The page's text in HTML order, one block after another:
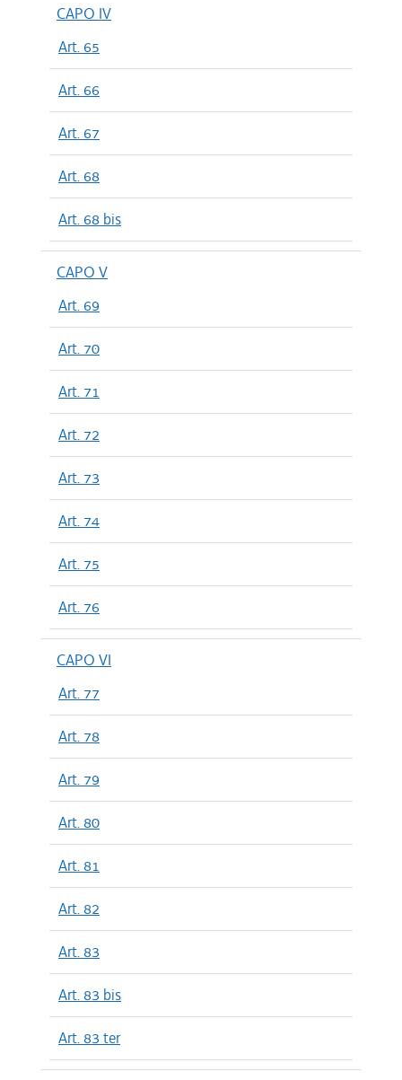
CAPO IV
Art. 65
Art. 66
Art. 67
Art. 68
Art. 68 bis
CAPO V
Art. 69
Art. 70
Art. 71
Art. 72
Art. 73
Art. 74
Art. 75
Art. 76
CAPO VI
Art. 77
Art. 78
Art. 79
Art. 80
Art. 81
Art. 82
Art. 83
Art. 83 bis
Art. 83 ter